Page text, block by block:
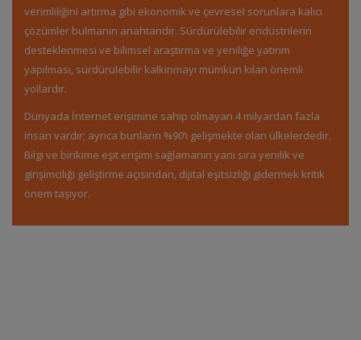
verimliliğini artırma gibi ekonomik ve çevresel sorunlara kalıcı
çözümler bulmanın anahtarıdır. Sürdürülebilir endüstrilerin
desteklenmesi ve bilimsel araştırma ve yeniliğe yatırım
yapılması, sürdürülebilir kalkınmayı mümkün kılan önemli
yollardır.
Dünyada İnternet erişimine sahip olmayan 4 milyardan fazla
insan vardır; ayrıca bunların %90’ı gelişmekte olan ülkelerdedir.
Bilgi ve birikime eşit erişimi sağlamanın yanı sıra yenilik ve
girişimciliği geliştirme açısından, dijital eşitsizliği gidermek kritik
önem taşıyor.